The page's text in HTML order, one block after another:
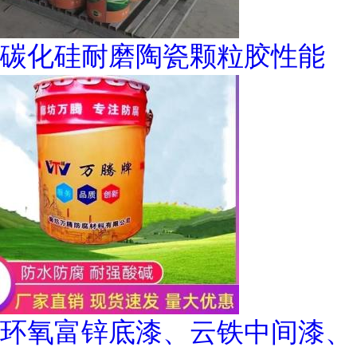
碳化硅耐磨陶瓷颗粒胶性能
环氧富锌底漆、云铁中间漆、